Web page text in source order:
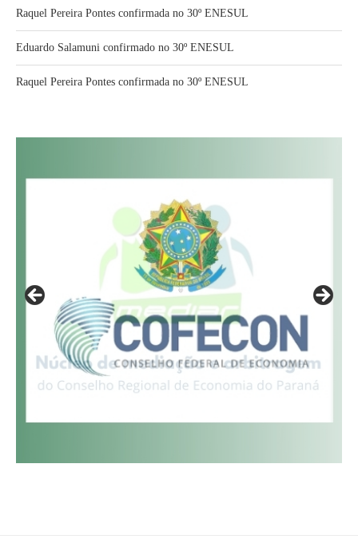
Raquel Pereira Pontes confirmada no 30º ENESUL
Eduardo Salamuni confirmado no 30º ENESUL
Raquel Pereira Pontes confirmada no 30º ENESUL